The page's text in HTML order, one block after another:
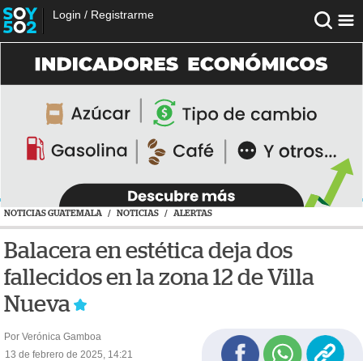
Login / Registrarme
NOTICIAS GUATEMALA / NOTICIAS / ALERTAS
Balacera en estética deja dos
fallecidos en la zona 12 de Villa
Nueva
Por Verónica Gamboa
13 de febrero de 2025, 14:21